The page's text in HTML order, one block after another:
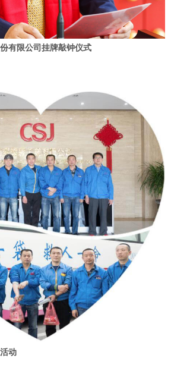
有限公司挂牌敲钟仪式
动